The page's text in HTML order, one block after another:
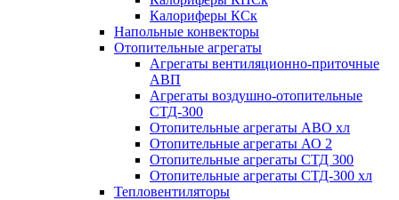
Калориферы КСк
Напольные конвекторы
Отопительные агрегаты
Агрегаты вентиляционно-приточные
АВП
Агрегаты воздушно-отопительные
СТД-300
Отопительные агрегаты АВО хл
Отопительные агрегаты АО 2
Отопительные агрегаты СТД 300
Отопительные агрегаты СТД-300 хл
Тепловентиляторы